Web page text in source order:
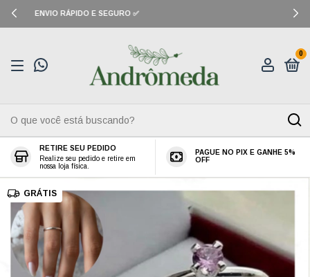
CUPOM: PRIMEIRACOMPRA (10% OFF)
0
RETIRE SEU PEDIDO
Realize seu pedido e retire em
nossa loja física.
PAGUE NO PIX E GANHE 5%
OFF
GRÁTIS